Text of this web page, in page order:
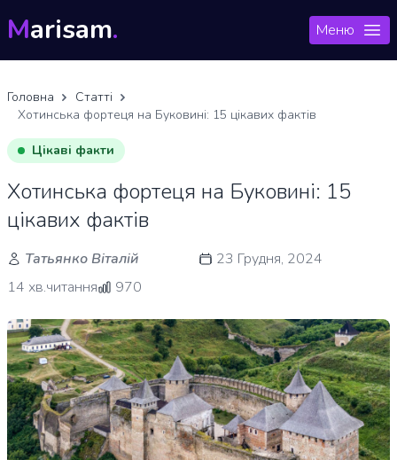
Marisam. Меню
Головна
Статті
Хотинська фортеця на Буковині: 15 цікавих фактів
Цікаві факти
Хотинська фортеця на Буковині: 15
цікавих фактів
Татьянко Віталій
23 Грудня, 2024
14 хв.читання
970